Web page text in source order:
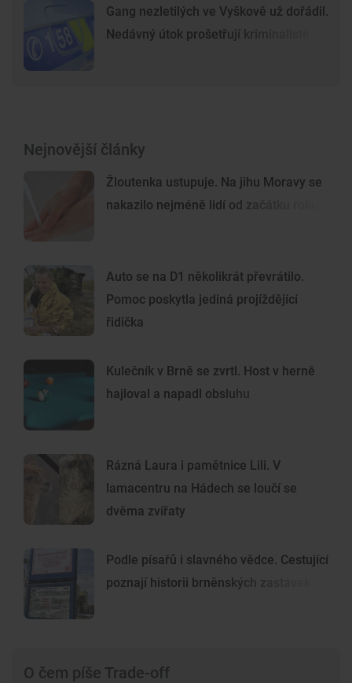
Gang nezletilých ve Vyškově už dořádil.
Nedávný útok prošetřují kriminalisté
Nejnovější články
Žloutenka ustupuje. Na jihu Moravy se
nakazilo nejméně lidí od začátku roku
Auto se na D1 několikrát převrátilo.
Pomoc poskytla jediná projíždějící
řidička
Kulečník v Brně se zvrtl. Host v herně
hajloval a napadl obsluhu
Rázná Laura i pamětnice Lili. V
lamacentru na Hádech se loučí se
dvěma zvířaty
Podle písařů i slavného vědce. Cestující
poznají historii brněnských zastávek
O čem píše Trade-off